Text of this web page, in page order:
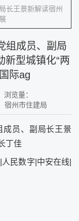
长王景新解读宿州
组成员、副局
新型城镇化“两
际ag
浏览量：
宿州市住建局
成员、副局长王景
丁佳
民数字|中安在线|